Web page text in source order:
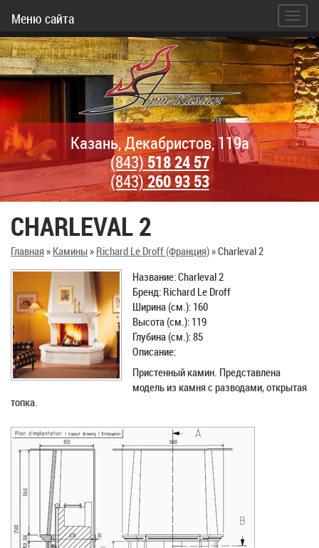
Меню сайта
Казань, Декабристов, 119а
(843)518 24 57
(843)260 93 53
CHARLEVAL 2
Главная» Камины» Richard Le Droff (Франция)»Charleval 2
Название: Charleval 2
Бренд: Richard Le Droff
Ширина (см.): 160
Высота (см.): 119
Глубина (см.): 85
Описание:
Пристенный камин. Представлена
модель из камня с разводами, открытая
топка.